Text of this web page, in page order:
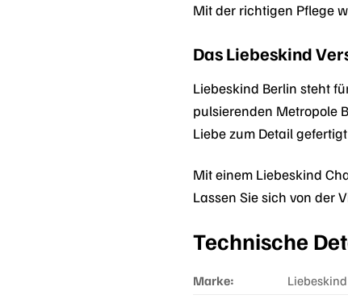
Mit der richtigen Pflege
Das Liebeskind
Liebeskind Berlin steht
pulsierenden Metropole
Liebe zum Detail
Mit einem Liebeskind
Lassen Sie sich von der
Technische
Marke: